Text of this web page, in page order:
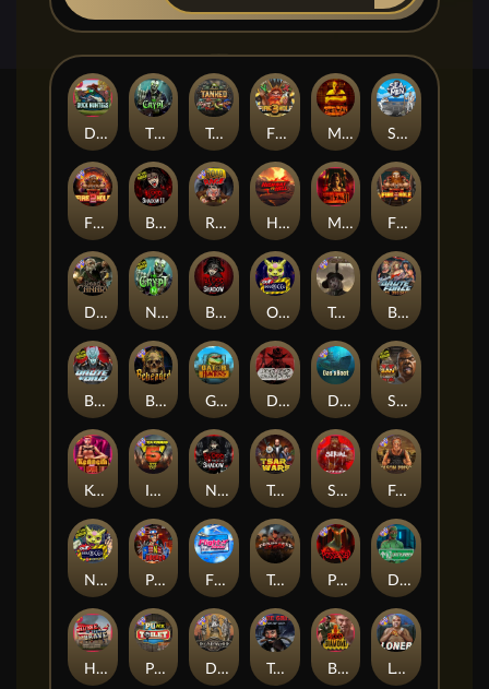
Nexus Blood & Shadow
Seamen
Blood Diamond
Duck Hunters Fire in the Hole 3
Dead, Dead, or Deader
Highway to Hell
Tsar Wars
Brute Force
Home of the Brave
Mental 2
Tombstone Slaughter
San Quentin 2: Death Row
Blood & Shadow
Blood & Shadow 2
Mental
The Crypt
Outsourced
Punk Rocker 2
Deadwood R.I.P
Beheaded
Brute Force: Alien Onslaught
Nexus Outsourced
Nexus The Crypt
Gator Hunters
Loner
Kenneth Must Die
Tombstone RIP
Fire in the Hole 2
Tanked
Fire In The Hole xBomb
Folsom Prison
Das xBoot
Road Rage
Flight Mode
Serial
Punk Toilet
Possessed Disturbed
Infectious 5 xWays
Dead Canary
True Grit Redemption